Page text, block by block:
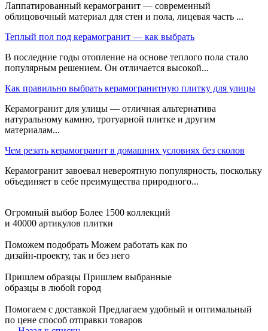
Лаппатированный керамогранит — современный
облицовочный материал для стен и пола, лицевая часть ...
Теплый пол под керамогранит — как выбрать
В последние годы отопление на основе теплого пола стало
популярным решением. Он отличается высокой...
Как правильно выбрать керамогранитную плитку для улицы
Керамогранит для улицы — отличная альтернатива
натуральному камню, тротуарной плитке и другим
материалам...
Чем резать керамогранит в домашних условиях без сколов
Керамогранит завоевал невероятную популярность, поскольку
объединяет в себе преимущества природного...
Огромный выбор Более 1500 коллекций
и 40000 артикулов плитки
Поможем подобрать Можем работать как по
дизайн-проекту, так и без него
Пришлем образцы Пришлем выбранные
образцы в любой город
Помогаем с доставкой Предлагаем удобный и оптимальный
по цене способ отправки товаров